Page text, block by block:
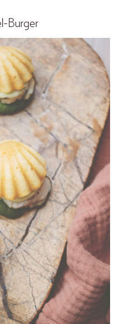
Burger